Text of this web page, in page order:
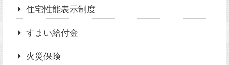
住宅性能表示制度
すまい給付金
火災保険